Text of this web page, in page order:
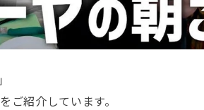
ご紹介しています。